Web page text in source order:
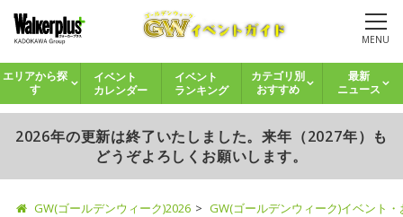
MENU
エリアから探
す
イベント
カレンダー
イベント
ランキング
カテゴリ別
おすすめ
最新
ニュース
2026年の更新は終了いたしました。来年（2027年）も
どうぞよろしくお願いします。
GW(ゴールデンウィーク)2026 GW(ゴールデンウィーク)イベント